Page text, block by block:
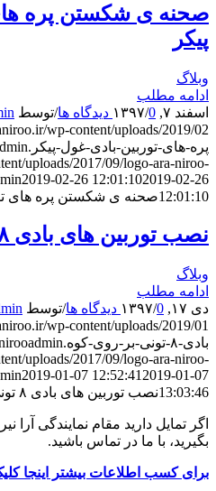
صحنه ی شکستن پره
پیکر
وبلاگ
ادامه مطلب
اسفند ۷, ۱۳۹۷
/0 دیدگاه ها /توسط
پره-های-توربین-بادی-غول-پیکر.jpg
uploads/2017/09/logo-ara-niroo-
2019-02-26 12:01:102019-02-26
12:01:10صحنه ی شکستن پره های
نصب توربین های بادی ۸ تونی بر روی کوه
وبلاگ
ادامه مطلب
دی ۱۷, ۱۳۹۷
/0 دیدگاه ها /توسط
بادی-۸-تونی-بر-روی-کوه.jpg
uploads/2017/09/logo-ara-niroo-
2019-01-07 12:52:41 2019-01-07
13:03:46نصب توربین های بادی ۸ تونی بر روی کوه
اگر تمایل دارید مقام نمایندگی آرا
بگیرید، با ما در تماس باشید.
برای کسب اطلاعات بیشتر اینجا